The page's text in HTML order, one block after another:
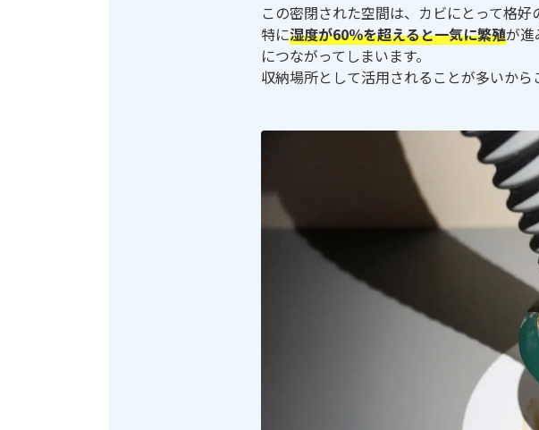
この密閉された空間は、カビにとって格好
特に湿度が60％を超えると一気に繁殖が
につながってしまいます。
収納場所として活用されることが多いから